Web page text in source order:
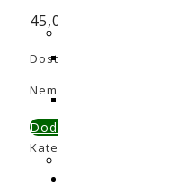
45,00
Dostupni:
Nema na zalihi
Dodaj u primerjavu
Kategorije: